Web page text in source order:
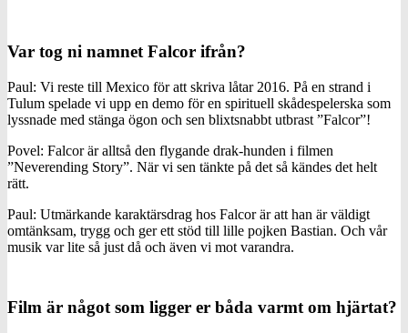
Var tog ni namnet Falcor ifrån?
Paul: Vi reste till Mexico för att skriva låtar 2016. På en strand i
Tulum spelade vi upp en demo för en spirituell skådespelerska som
lyssnade med stänga ögon och sen blixtsnabbt utbrast ”Falcor”!
Povel: Falcor är alltså den flygande drak-hunden i filmen
”Neverending Story”. När vi sen tänkte på det så kändes det helt
rätt.
Paul: Utmärkande karaktärsdrag hos Falcor är att han är väldigt
omtänksam, trygg och ger ett stöd till lille pojken Bastian. Och vår
musik var lite så just då och även vi mot varandra.
Film är något som ligger er båda varmt om hjärtat?